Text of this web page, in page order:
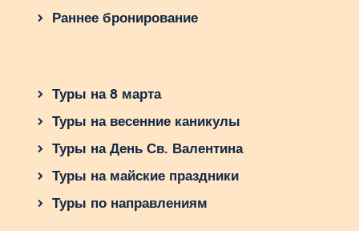
Раннее бронирование
Туры на 8 марта
Туры на весенние каникулы
Туры на День Св. Валентина
Туры на майские праздники
Туры по направлениям